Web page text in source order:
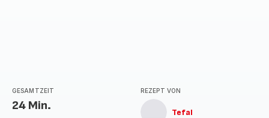
GESAMTZEIT
24 Min.
REZEPT VON
Tefal